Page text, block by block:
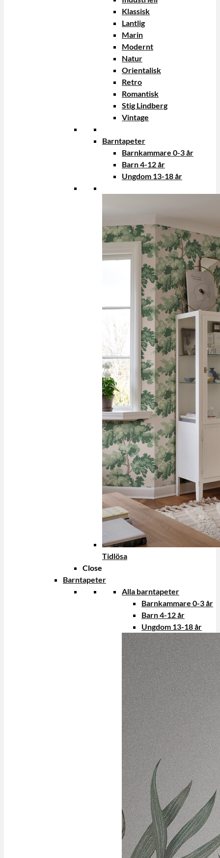
Klassisk
Lantlig
Marin
Modernt
Natur
Orientalisk
Retro
Romantisk
Stig Lindberg
Vintage
Barntapeter
Barnkammare 0-3 år
Barn 4-12 år
Ungdom 13-18 år
Tidlösa
Close
Barntapeter
Alla barntapeter
Barnkammare 0-3 år
Barn 4-12 år
Ungdom 13-18 år